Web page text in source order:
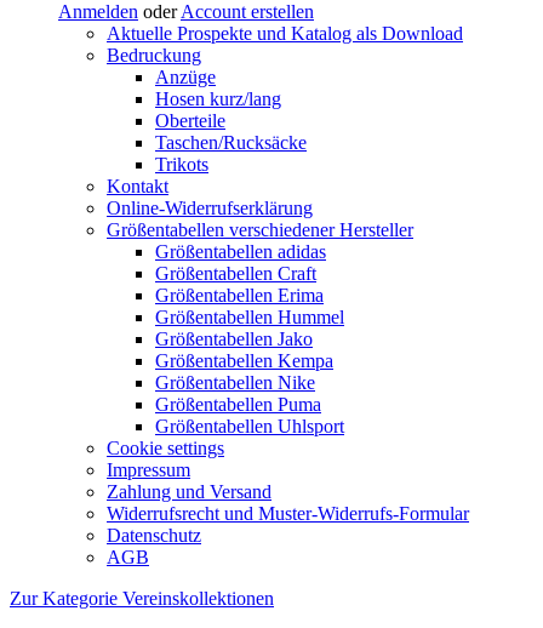
Anmelden oderAccount erstellen
Aktuelle Prospekte und Katalog als Download
Bedruckung
Anzüge
Hosen kurz/lang
Oberteile
Taschen/Rucksäcke
Trikots
Kontakt
Online-Widerrufserklärung
Größentabellen verschiedener Hersteller
Größentabellen adidas
Größentabellen Craft
Größentabellen Erima
Größentabellen Hummel
Größentabellen Jako
Größentabellen Kempa
Größentabellen Nike
Größentabellen Puma
Größentabellen Uhlsport
Cookie settings
Impressum
Zahlung und Versand
Widerrufsrecht und Muster-Widerrufs-Formular
Datenschutz
AGB
Zur Kategorie Vereinskollektionen